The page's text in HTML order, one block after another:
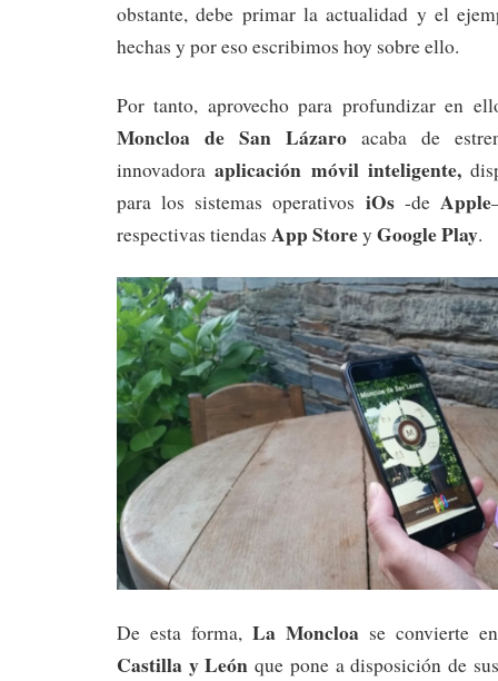
obstante, debe primar la actualidad y el
hechas y por eso escribimos hoy sobre ello.
Por tanto, aprovecho para profundizar en
Moncloa de San Lázaroacaba de
innovadoraaplicación móvil inteligente,
para los sistemas operativos iOs-de Apple
respectivas tiendas App Storey Google Play.
De esta forma, La Moncloase convierte
Castilla y Leónque pone a disposición de